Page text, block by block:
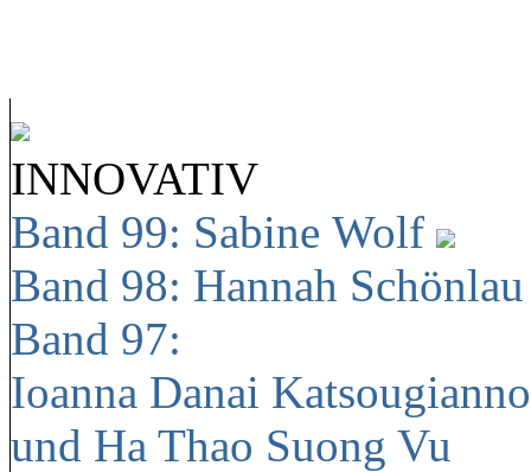
INNOVATIV
Band 99: Sabine Wolf
Band 98: Hannah
Band 97:
Ioanna Danai
und Ha Thao Suong Vu